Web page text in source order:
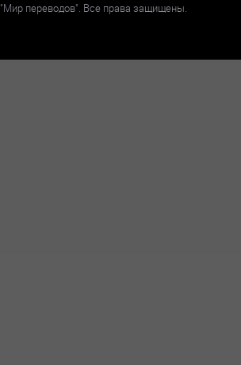
"Мир переводов". Все права защищены.